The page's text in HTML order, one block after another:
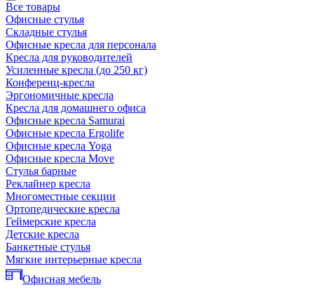
Все товары
Офисные стулья
Складные стулья
Офисные кресла для персонала
Кресла для руководителей
Усиленные кресла (до 250 кг)
Конференц-кресла
Эргономичные кресла
Кресла для домашнего офиса
Офисные кресла Samurai
Офисные кресла Ergolife
Офисные кресла Yoga
Офисные кресла Move
Стулья барные
Реклайнер кресла
Многоместные секции
Ортопедические кресла
Геймерские кресла
Детские кресла
Банкетные стулья
Мягкие интерьерные кресла
Офисная мебель